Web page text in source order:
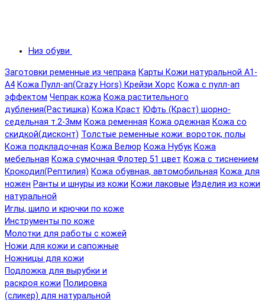
Низ обуви
Заготовки ременные из чепрака Карты Кожи натуральной А1-
А4 Кожа Пулл-ап(Crazy Hors) Крейзи Хорс Кожа с пулл-ап
эффектом Чепрак кожа Кожа растительного
дубления(Растишка) Кожа Краст Юфть (Краст) шорно-
седельная т.2-3мм Кожа ременная Кожа одежная Кожа со
скидкой(дисконт) Толстые ременные кожи: вороток, полы
Кожа подкладочная Кожа Велюр Кожа Нубук Кожа
мебельная Кожа сумочная Флотер 51 цвет Кожа с тиснением
Крокодил(Рептилия) Кожа обувная, автомобильная Кожа для
ножен Ранты и шнуры из кожи Кожи лаковые Изделия из кожи
натуральной
Иглы, шило и крючки по коже
Инструменты по коже
Молотки для работы с кожей
Ножи для кожи и сапожные
Ножницы для кожи
Подложка для вырубки и
раскроя кожи Полировка
(сликер) для натуральной